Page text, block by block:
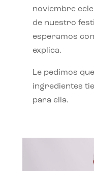
noviembre
de nuestro
esperamos
explica.
Le pedimos
ingredientes
para ella.